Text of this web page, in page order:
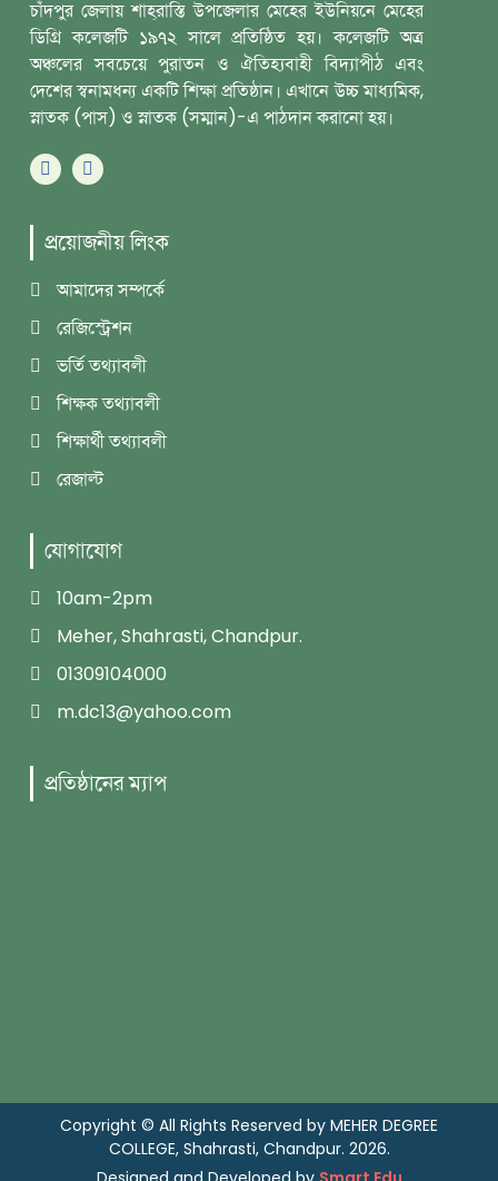
চাঁদপুর জেলায় শাহ্‌রাস্তি উপজেলার মেহের ইউনিয়নে মেহের
ডিগ্রি কলেজটি ১৯৭২ সালে প্রতিষ্ঠিত হয়। কলেজটি অত্র
অঞ্চলের সবচেয়ে পুরাতন ও ঐতিহ্যবাহী বিদ্যাপীঠ এবং
দেশের স্বনামধন্য একটি শিক্ষা প্রতিষ্ঠান। এখানে উচ্চ মাধ্যমিক,
স্নাতক (পাস) ও স্নাতক (সম্মান)-এ পাঠদান করানো হয়।
প্রয়োজনীয় লিংক
আমাদের সম্পর্কে
রেজিস্ট্রেশন
ভর্তি তথ্যাবলী
শিক্ষক তথ্যাবলী
শিক্ষার্থী তথ্যাবলী
রেজাল্ট
যোগাযোগ
10am-2pm
Meher, Shahrasti, Chandpur.
01309104000
m.dc13@yahoo.com
প্রতিষ্ঠানের ম্যাপ
Copyright © All Rights Reserved by MEHER DEGREE
COLLEGE, Shahrasti, Chandpur. 2026.